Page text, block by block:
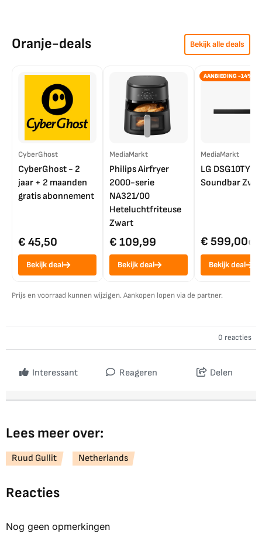
Oranje-deals Bekijk alle deals
CyberGhost
CyberGhost - 2
jaar + 2 maanden
gratis abonnement
€ 45,50
Bekijk deal
MediaMarkt
Philips Airfryer
2000-serie
NA321/00
Heteluchtfriteuse
Zwart
€ 109,99
Bekijk deal
AANBIEDING -14%
MediaMarkt
LG DSG10TY
Soundbar
€ 599,00€
Bekijk deal
Prijs en voorraad kunnen wijzigen. Aankopen lopen via de partner.
0 reacties
Interessant Reageren Delen
Lees meer over:
Ruud Gullit Netherlands
Reacties
Nog geen opmerkingen